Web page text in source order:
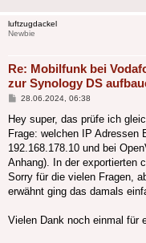
luftzugdackel
Newbie
Re: Mobilfunk bei
zur Synology DS
Beitrag
28.06.2024, 06:38
Hey super, das prüfe ich
Frage: welchen IP Adressen
192.168.178.10 und bei
Anhang). In der exportierten
Sorry für die vielen Fragen,
erwähnt ging das damals
Vielen Dank noch einmal für